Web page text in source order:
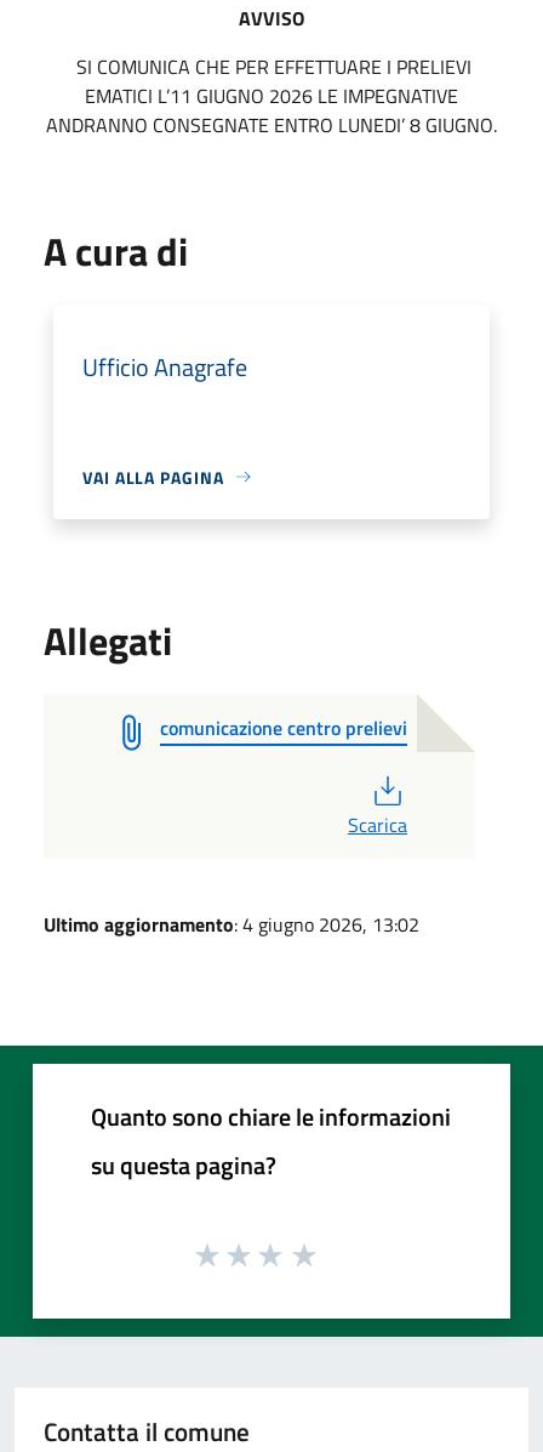
AVVISO
SI COMUNICA CHE PER EFFETTUARE I PRELIEVI
EMATICI L’11 GIUGNO 2026 LE IMPEGNATIVE
ANDRANNO CONSEGNATE ENTRO LUNEDI’ 8 GIUGNO.
A cura di
Ufficio Anagrafe
VAI ALLA PAGINA
Allegati
comunicazione centro prelievi
Scarica
Ultimo aggiornamento: 4 giugno 2026, 13:02
Quanto sono chiare le informazioni
su questa pagina?
Contatta il comune